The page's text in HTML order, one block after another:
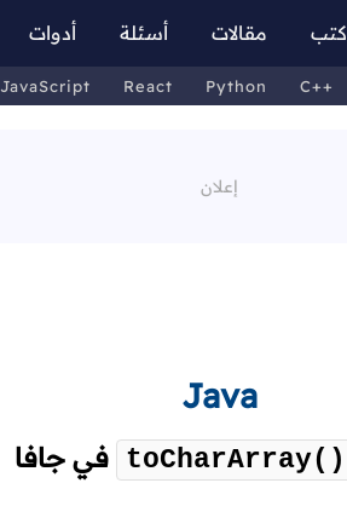
كتب مقالات أسئلة أدوات
JavaScript React Python C++
Java
toCharArray() في جافا